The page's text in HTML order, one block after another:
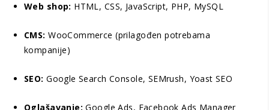
Web shop: HTML, CSS, JavaScript, PHP, MySQL
CMS: WooCommerce (prilagođen potrebama
kompanije)
SEO: Google Search Console, SEMrush, Yoast SEO
Oglašavanje: Google Ads, Facebook Ads Manager